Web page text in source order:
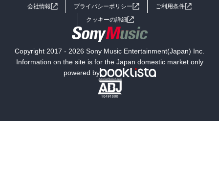
小説
海外小説
ミステリー SF
文学
会社情報 プライバシーポリシー
ご利用条件
クッキーの詳細
Copyright 2017 - 2026 Sony Music Entertainment(Japan) Inc.
Information on the site is for the Japan domestic market only
powered by